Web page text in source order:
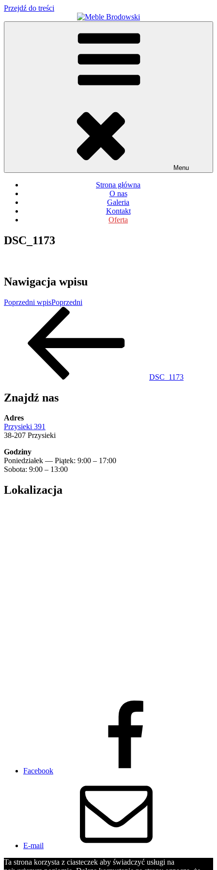
Przejdź do treści
Meble kuchenne specjalnie dla Ciebie!
Menu
Strona główna
O nas
Galeria
Kontakt
Oferta
DSC_1173
Nawigacja wpisu
Poprzedni wpisPoprzedni
DSC_1173
Znajdź nas
Adres
Przysieki 391
38-207 Przysieki
Godziny
Poniedziałek — Piątek: 9:00 – 17:00
Sobota: 9:00 – 13:00
Lokalizacja
Facebook
E-mail
Ta strona korzysta z ciasteczek aby świadczyć usługi na